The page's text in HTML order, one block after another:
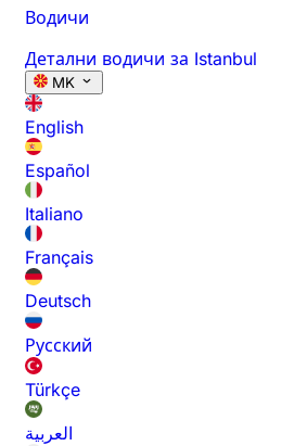
Водичи
Детални водичи за Istanbul
MK
English
Español
Italiano
Français
Deutsch
Русский
Türkçe
العربية